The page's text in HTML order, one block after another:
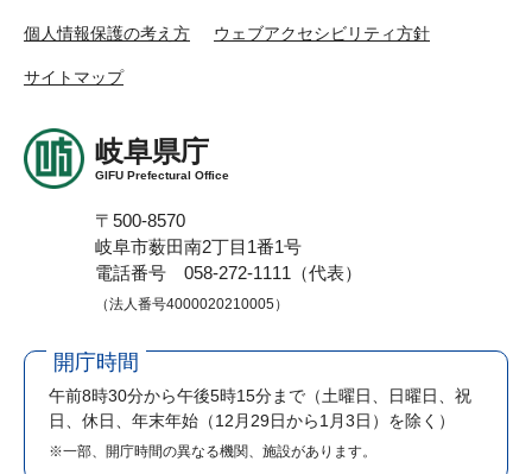
個人情報保護の考え方 ウェブアクセシビリティ方針
サイトマップ
岐阜県庁
GIFU Prefectural Office
〒500-8570
岐阜市薮田南2丁目1番1号
電話番号 058-272-1111（代表）
（法人番号4000020210005）
開庁時間
午前8時30分から午後5時15分まで （土曜日、日曜日、祝
日、休日、年末年始（12月29日から1月3日）を除く）
※一部、開庁時間の異なる機関、施設があります。